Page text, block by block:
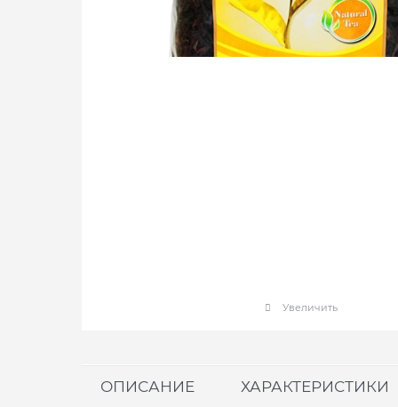
Увеличить
ОПИСАНИЕ ХАРАКТЕРИСТИКИ